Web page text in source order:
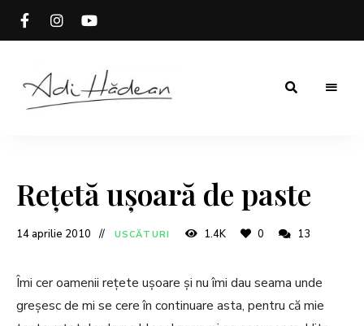
Rețetă ușoară de paste
14 aprilie 2010 USCĂTURI 1.4K 0 13
Îmi cer oamenii rețete ușoare și nu îmi dau seama unde
greșesc de mi se cere în continuare asta, pentru că mie